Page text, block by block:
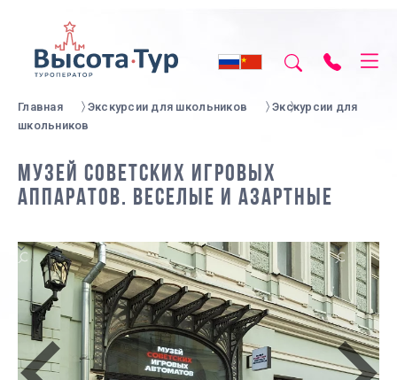
Главная Экскурсии для школьников
Экскурсии для
школьников
МУЗЕЙ СОВЕТСКИХ ИГРОВЫХ
АППАРАТОВ. ВЕСЕЛЫЕ И АЗАРТНЫЕ